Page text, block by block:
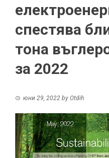
спестява
тона
за 2022
юни 29, 2022 by Otdih